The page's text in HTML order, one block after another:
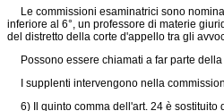
Le commissioni esaminatrici sono
inferiore al 6°, un professore di materie
del distretto della corte d'appello tra gli
Possono essere chiamati a far parte della
I supplenti intervengono nella
6) Il quinto comma dell'art. 24 è sostituito